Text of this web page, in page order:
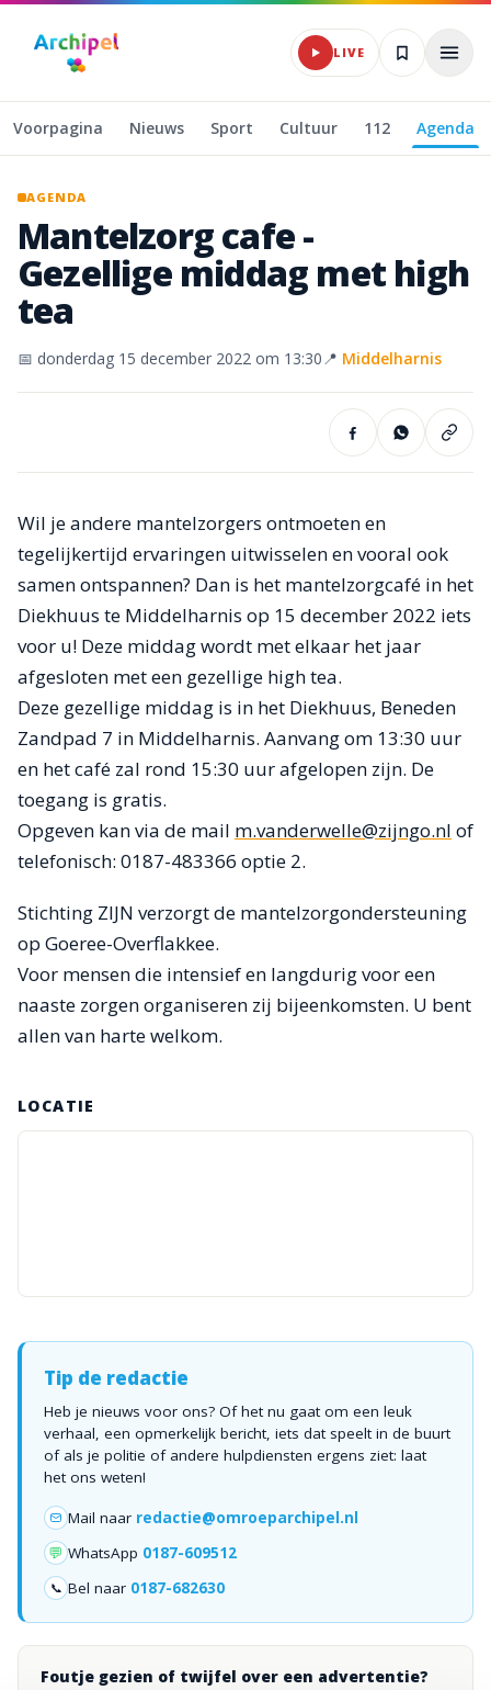
Naar hoofdinhoud
LIVE
Voorpagina Nieuws Sport Cultuur 112 Agenda
AGENDA
Mantelzorgcafe-
Gezellige middag met high
tea
📅 donderdag 15 december 2022 om 13:30📍 Middelharnis
Wil je andere mantelzorgers ontmoeten en
tegelijkertijd ervaringen uitwisselen en vooral ook
samen ontspannen? Dan is het mantelzorgcafé in het
Diekhuus te Middelharnis op 15 december 2022 iets
voor u! Deze middag wordt met elkaar het jaar
afgesloten met een gezellige high tea.
Deze gezellige middag is in het Diekhuus, Beneden
Zandpad 7 in Middelharnis. Aanvang om 13:30 uur
en het café zal rond 15:30 uur afgelopen zijn. De
toegang is gratis.
Opgeven kan via de mail m.vanderwelle@zijngo.nl of
telefonisch: 0187-483366 optie 2.
Stichting ZIJN verzorgt de mantelzorgondersteuning
op Goeree-Overflakkee.
Voor mensen die intensief en langdurig voor een
naaste zorgen organiseren zij bijeenkomsten. U bent
allen van harte welkom.
LOCATIE
Tip de redactie
Heb je nieuws voor ons? Of het nu gaat om een leuk
verhaal, een opmerkelijk bericht, iets dat speelt in de buurt
of als je politie of andere hulpdiensten ergens ziet: laat
het ons weten!
Mail naar redactie@omroeparchipel.nl
💬 WhatsApp 0187-609512
📞 Bel naar 0187-682630
Foutje gezien of twijfel over een advertentie?